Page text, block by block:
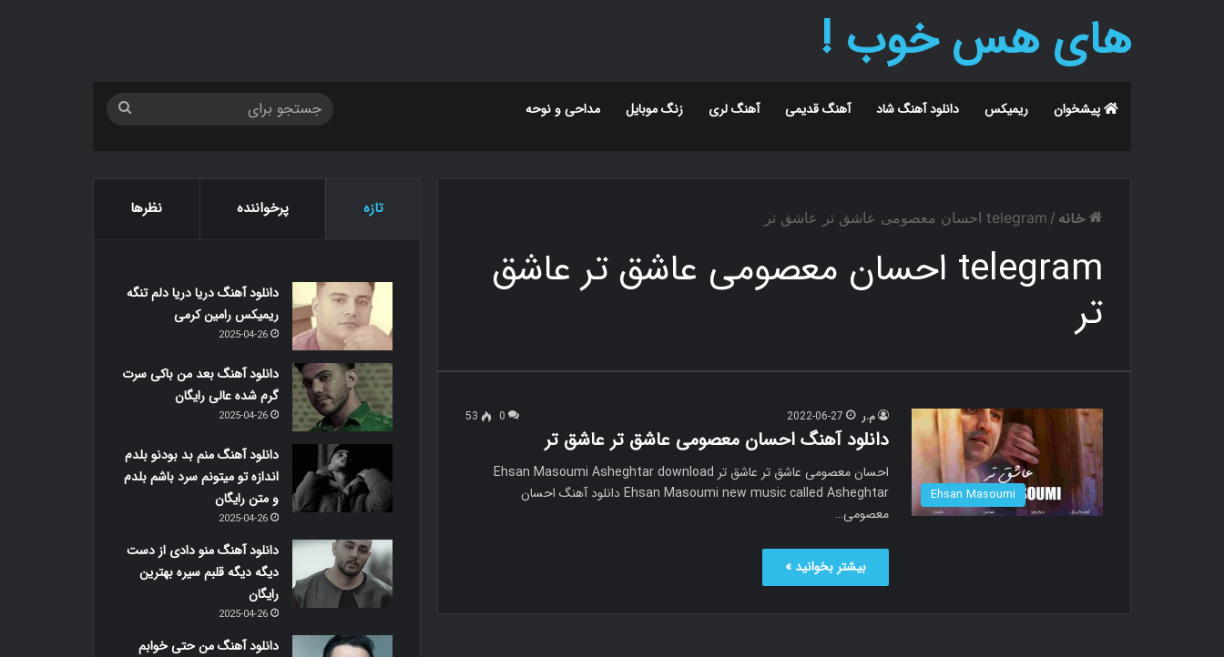
های هس خوب !
پیشخوان ریمیکس دانلود آهنگ شاد آهنگ قدیمی آهنگ لری زنگ موبایل مداحی و نوحه
خانه / telegram احسان معصومی عاشق تر عاشق تر
telegram احسان معصومی عاشق تر عاشق
تر
Ehsan Masoumi
م.ر 2022-06-27
0
53
دانلود آهنگ احسان معصومی عاشق تر عاشق تر
احسان معصومی عاشق تر عاشق تر Ehsan Masoumi Asheghtar download
Ehsan Masoumi new music called Asheghtar دانلود آهنگ احسان
معصومی…
بیشتر بخوانید »
تازه پرخواننده نظرها
دانلود آهنگ دریا دریا دلم تنگه
ریمیکس رامین کرمی
2025-04-26
دانلود آهنگ بعد من باکی سرت
گرم شده عالی رایگان
2025-04-26
دانلود آهنگ منم بد بودنو بلدم
اندازه تو میتونم سرد باشم بلدم
و متن رایگان
2025-04-26
دانلود آهنگ منو دادی از دست
دیگه دیگه قلبم سیره بهترین
رایگان
2025-04-26
دانلود آهنگ من حتی خوابم